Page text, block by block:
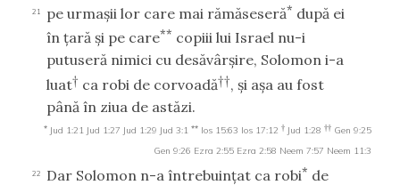
21 pe urmaşii lor care mai rămăseseră* după ei
în ţară şi pe care** copiii lui Israel nu-i
putuseră nimici cu desăvârşire, Solomon i-a
luat† ca robi de corvoadă††, şi aşa au fost
până în ziua de astăzi.
* Jud 1:21 Jud 1:27 Jud 1:29 Jud 3:1 ** Ios 15:63 Ios 17:12 † Jud 1:28 †† Gen 9:25
Gen 9:26 Ezra 2:55 Ezra 2:58 Neem 7:57 Neem 11:3
22 Dar Solomon n-a întrebuinţat ca robi* de